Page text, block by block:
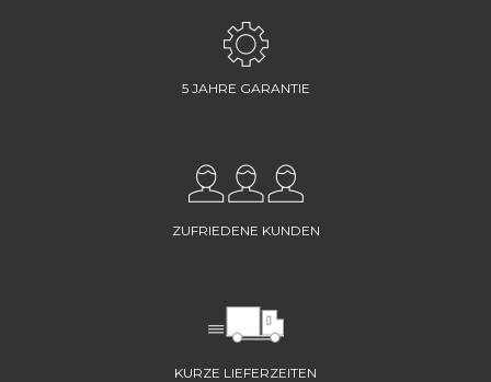
5 JAHRE GARANTIE
ZUFRIEDENE KUNDEN
KURZE LIEFERZEITEN